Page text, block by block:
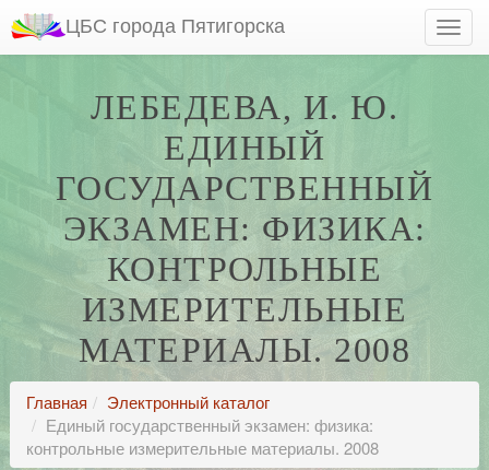
ЦБС города Пятигорска
ЛЕБЕДЕВА, И. Ю.
ЕДИНЫЙ
ГОСУДАРСТВЕННЫЙ
ЭКЗАМЕН: ФИЗИКА:
КОНТРОЛЬНЫЕ
ИЗМЕРИТЕЛЬНЫЕ
МАТЕРИАЛЫ. 2008
Главная
Электронный каталог
Единый государственный экзамен: физика:
контрольные измерительные материалы. 2008